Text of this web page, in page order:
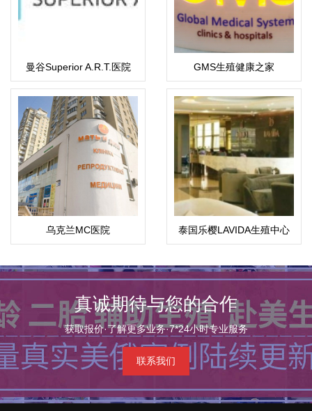
曼谷Superior A.R.T.医院 GMS生殖健康之家
乌克兰MC医院 泰国乐樱LAVIDA生殖中心
真诚期待与您的合作
获取报价·了解更多业务·7*24小时专业服务
联系我们